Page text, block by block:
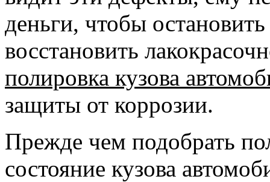
деньги, чтобы
восстановить
полировка кузова
защиты от коррозии.
Прежде чем подобрать
состояние кузова